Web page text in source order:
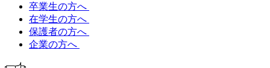
卒業生の方へ
在学生の方へ
保護者の方へ
企業の方へ